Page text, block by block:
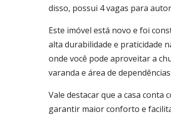
disso, possui 4 vagas para
Este imóvel está novo e foi
alta durabilidade e praticidade
onde você pode aproveitar a
varanda e área de
Vale destacar que a casa
garantir maior conforto e